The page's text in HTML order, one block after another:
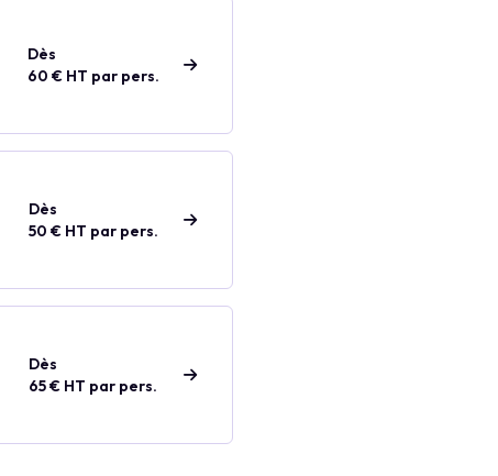
Dès
60 € HT par pers.
Dès
50 € HT par pers.
Dès
65 € HT par pers.